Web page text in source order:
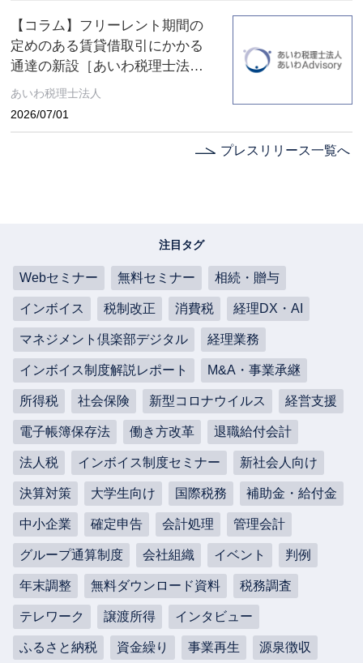
【コラム】フリーレント期間の
定めのある賃貸借取引にかかる
通達の新設［あいわ税理士法人
コラム］
あいわ税理士法人
2026/07/01
プレスリリース一覧へ
注目タグ
Webセミナー 無料セミナー 相続・贈与
インボイス 税制改正 消費税 経理DX・AI
マネジメント倶楽部デジタル 経理業務
インボイス制度解説レポート M&A・事業承継
所得税 社会保険 新型コロナウイルス 経営支援
電子帳簿保存法 働き方改革 退職給付会計
法人税 インボイス制度セミナー 新社会人向け
決算対策 大学生向け 国際税務 補助金・給付金
中小企業 確定申告 会計処理 管理会計
グループ通算制度 会社組織 イベント 判例
年末調整 無料ダウンロード資料 税務調査
テレワーク 譲渡所得 インタビュー
ふるさと納税 資金繰り 事業再生 源泉徴収